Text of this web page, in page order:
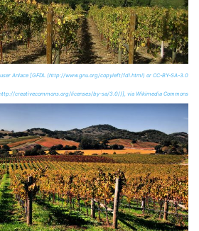
Anlace [GFDL (http://www.gnu.org/copyleft/fdl.html) or CC-BY-SA-3.0
creativecommons.org/licenses/by-sa/3.0/)], via Wikimedia Commons